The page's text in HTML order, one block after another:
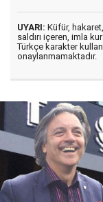
UYARI: Küfür,
saldırı içeren, imla
Türkçe karakter
onaylanmamaktadır.